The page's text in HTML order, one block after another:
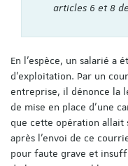
articles 6 et 8
En l’espèce, un salarié a
d’exploitation. Par un
entreprise, il dénonce la
de mise en place d'une
que cette opération
après l’envoi de ce
pour faute grave et